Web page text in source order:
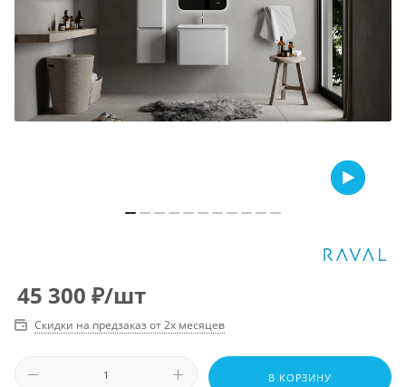
45 300 ₽/шт
Скидки на предзаказ от 2х месяцев
В КОРЗИНУ